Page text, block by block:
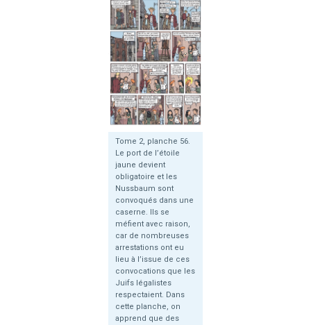
Tome 2, planche 56.
Le port de l’étoile
jaune devient
obligatoire et les
Nussbaum sont
convoqués dans une
caserne. Ils se
méfient avec raison,
car de nombreuses
arrestations ont eu
lieu à l’issue de ces
convocations que les
Juifs légalistes
respectaient. Dans
cette planche, on
apprend que des